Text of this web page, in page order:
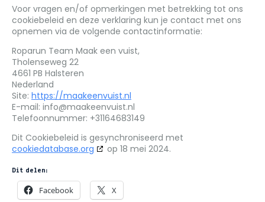
Voor vragen en/of opmerkingen met betrekking tot ons
cookiebeleid en deze verklaring kun je contact met ons
opnemen via de volgende contactinformatie:
Roparun Team Maak een vuist,
Tholenseweg 22
4661 PB Halsteren
Nederland
Site: https://maakeenvuist.nl
E-mail: info@maakeenvuist.nl
Telefoonnummer: ‭+31164683149‬
Dit Cookiebeleid is gesynchroniseerd met
cookiedatabase.org
op 18 mei 2024.
Dit delen:
Facebook X